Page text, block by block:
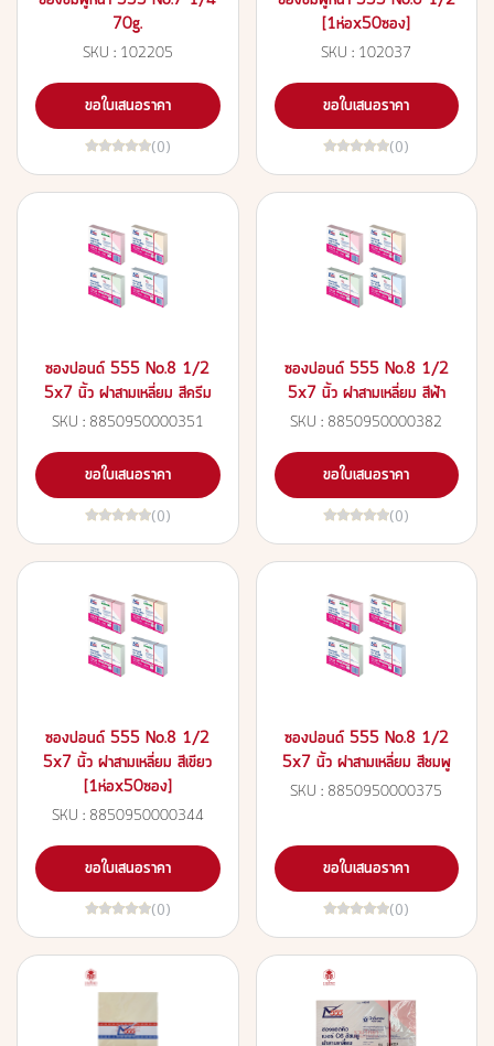
70g.
SKU : 102205
ขอใบเสนอราคา
(0)
[1ห่อx50ซอง]
SKU : 102037
ขอใบเสนอราคา
(0)
ซองปอนด์ 555 No.8 1/2
5x7 นิ้ว ฝาสามเหลี่ยม สีครีม
SKU : 8850950000351
ขอใบเสนอราคา
(0)
ซองปอนด์ 555 No.8 1/2
5x7 นิ้ว ฝาสามเหลี่ยม สีฟ้า
SKU : 8850950000382
ขอใบเสนอราคา
(0)
ซองปอนด์ 555 No.8 1/2
5x7 นิ้ว ฝาสามเหลี่ยม สีเขียว
[1ห่อx50ซอง]
SKU : 8850950000344
ขอใบเสนอราคา
(0)
ซองปอนด์ 555 No.8 1/2
5x7 นิ้ว ฝาสามเหลี่ยม สีชมพู
SKU : 8850950000375
ขอใบเสนอราคา
(0)